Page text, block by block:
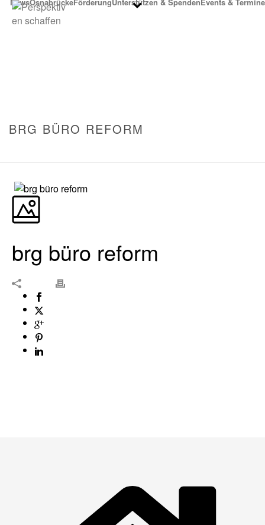
BRG BÜRO REFORM
brg büro reform